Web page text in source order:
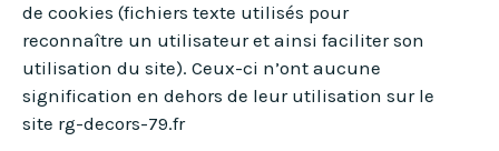
de cookies (fichiers texte utilisés pour
reconnaître un utilisateur et ainsi faciliter son
utilisation du site). Ceux-ci n’ont aucune
signification en dehors de leur utilisation sur le
site rg-decors-79.fr